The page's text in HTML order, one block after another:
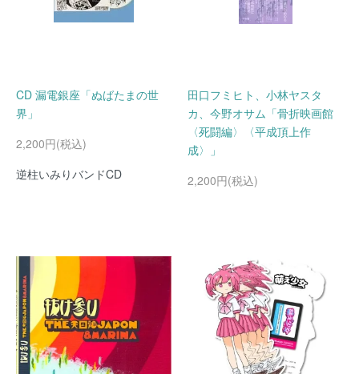
CD 漏電銀座「ぬばたまの世
界」
2,200円(税込)
逆柱いみりバンドCD
田口フミヒト、小林ヤスタ
カ、今野オサム「骨折映画館
〈死闘編〉〈平成頂上作
成〉」
2,200円(税込)